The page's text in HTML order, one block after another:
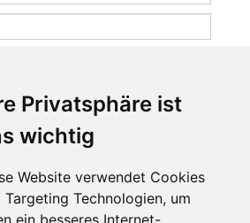
Privatsphäre ist
wichtig
Website verwendet Cookies
Targeting Technologien, um
ein besseres Internet-
BERATUNG